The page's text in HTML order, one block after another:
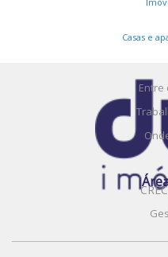
Casas e
Entre